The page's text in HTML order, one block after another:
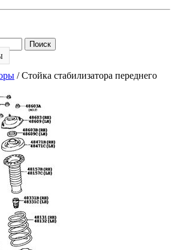
Поиск
/ Стойка стабилизатора переднего